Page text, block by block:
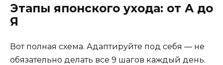
Этапы японского ухода: от А до
Я
Вот полная схема. Адаптируйте под себя — не
обязательно делать все 9 шагов каждый день.